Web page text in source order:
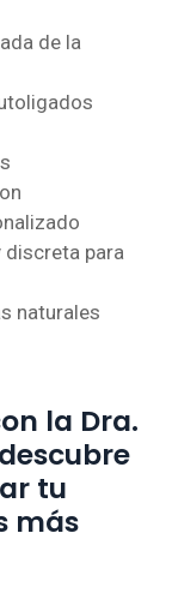
de la
discreta para
naturales
la Dra.
tu
más